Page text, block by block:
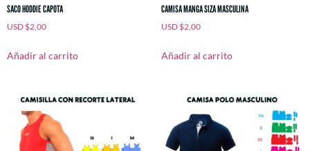
SACO HODDIE CAPOTA
USD $2,00
Añadir al carrito
CAMISA MANGA SIZA MASCULINA
USD $2,00
Añadir al carrito